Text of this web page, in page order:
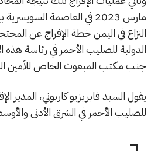
مارس 2023 في العاصمة
النزاع في اليمن خطة الإفراج عن
الدولية للصليب الأحمر في رئاسة هذه
جنب مكتب المبعوث الخاص للأمين
يقول السيد فابريزيو كاربوني، المدير
للصليب الأحمر في الشرق الأدنى